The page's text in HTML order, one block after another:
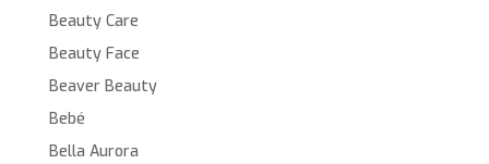
Beauty Care
Beauty Face
Beaver Beauty
Bebé
Bella Aurora